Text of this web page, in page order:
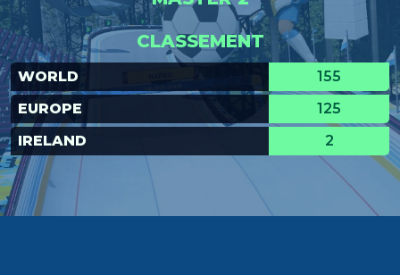
CLASSEMENT
WORLD
155
EUROPE
125
IRELAND
2